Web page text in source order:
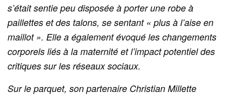
s’était sentie peu disposée à porter une robe à
paillettes et des talons, se sentant « plus à l’aise en
maillot ». Elle a également évoqué les changements
corporels liés à la maternité et l’impact potentiel des
critiques sur les réseaux sociaux.
Sur le parquet, son partenaire Christian Millette